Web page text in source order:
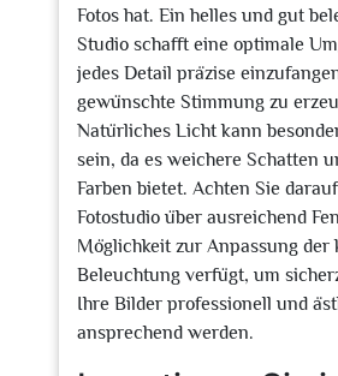
Fotos hat. Ein helles und gut
Studio schafft eine optimale
jedes Detail präzise
gewünschte Stimmung zu
Natürliches Licht kann
sein, da es weichere Schatten
Farben bietet. Achten Sie
Fotostudio über ausreichend
Möglichkeit zur Anpassung der
Beleuchtung verfügt, um
Ihre Bilder professionell und
ansprechend werden.